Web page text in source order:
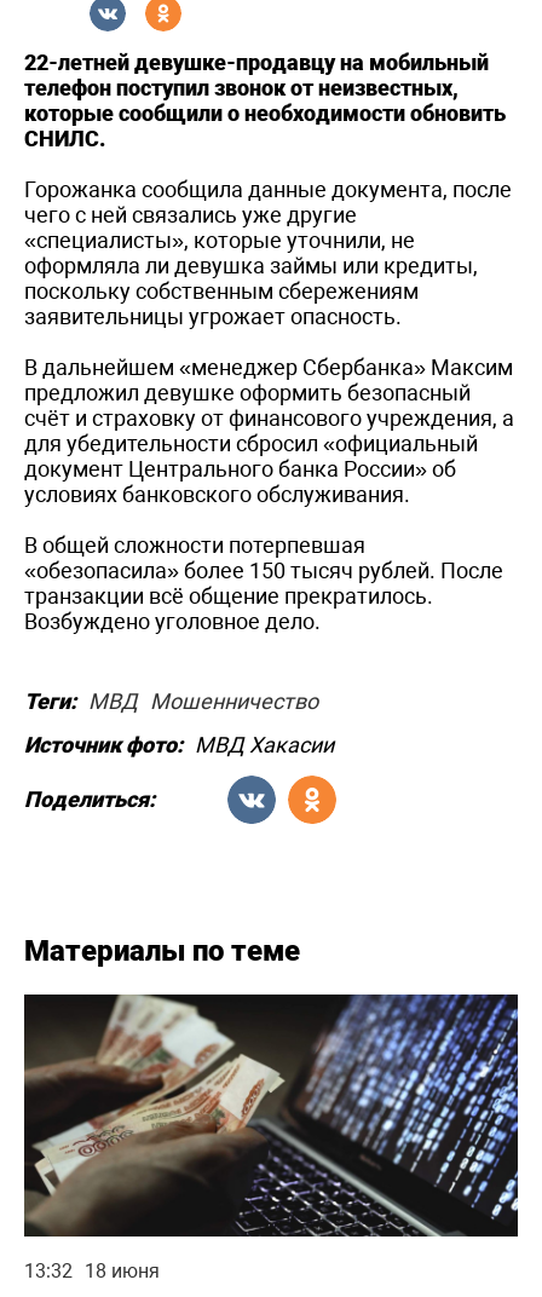
22-летней девушке-продавцу на мобильный
телефон поступил звонок от неизвестных,
которые сообщили о необходимости обновить
СНИЛС.
Горожанка сообщила данные документа, после
чего с ней связались уже другие
«специалисты», которые уточнили, не
оформляла ли девушка займы или кредиты,
поскольку собственным сбережениям
заявительницы угрожает опасность.
В дальнейшем «менеджер Сбербанка» Максим
предложил девушке оформить безопасный
счёт и страховку от финансового учреждения, а
для убедительности сбросил «официальный
документ Центрального банка России» об
условиях банковского обслуживания.
В общей сложности потерпевшая
«обезопасила» более 150 тысяч рублей. После
транзакции всё общение прекратилось.
Возбуждено уголовное дело.
Теги: МВД Мошенничество
Источник фото: МВД Хакасии
Поделиться:
Материалы по теме
13:32 18 июня